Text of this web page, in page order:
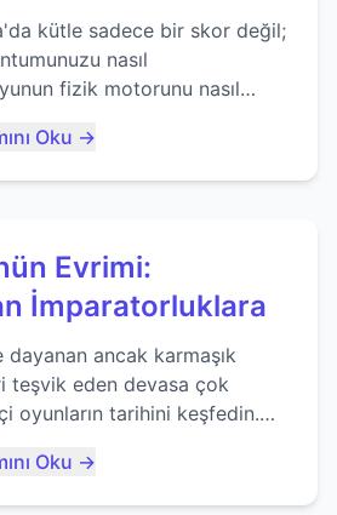
kütle sadece bir skor değil;
nasıl
Oku →
Evrimi:
İmparatorluklara
ancak karmaşık
teşvik eden devasa çok
oyunların tarihini keşfedin.
Oku →